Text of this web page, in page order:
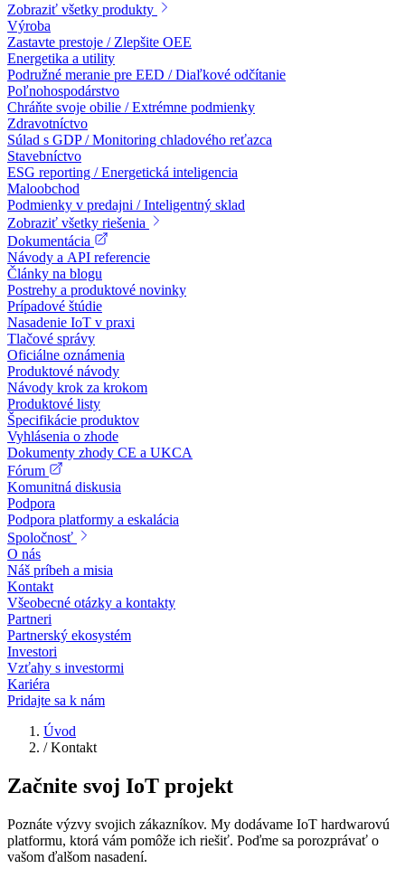
Zobraziť všetky produkty
Výroba
Zastavte prestoje / Zlepšite OEE
Energetika a utility
Podružné meranie pre EED / Diaľkové odčítanie
Poľnohospodárstvo
Chráňte svoje obilie / Extrémne podmienky
Zdravotníctvo
Súlad s GDP / Monitoring chladového reťazca
Stavebníctvo
ESG reporting / Energetická inteligencia
Maloobchod
Podmienky v predajni / Inteligentný sklad
Zobraziť všetky riešenia
Dokumentácia
Návody a API referencie
Články na blogu
Postrehy a produktové novinky
Prípadové štúdie
Nasadenie IoT v praxi
Tlačové správy
Oficiálne oznámenia
Produktové návody
Návody krok za krokom
Produktové listy
Špecifikácie produktov
Vyhlásenia o zhode
Dokumenty zhody CE a UKCA
Fórum
Komunitná diskusia
Podpora
Podpora platformy a eskalácia
Spoločnosť
O nás
Náš príbeh a misia
Kontakt
Všeobecné otázky a kontakty
Partneri
Partnerský ekosystém
Investori
Vzťahy s investormi
Kariéra
Pridajte sa k nám
Úvod
/ Kontakt
Začnite svoj IoT projekt
Poznáte výzvy svojich zákazníkov. My dodávame IoT hardwarovú
platformu, ktorá vám pomôže ich riešiť. Poďme sa porozprávať o
vašom ďalšom nasadení.